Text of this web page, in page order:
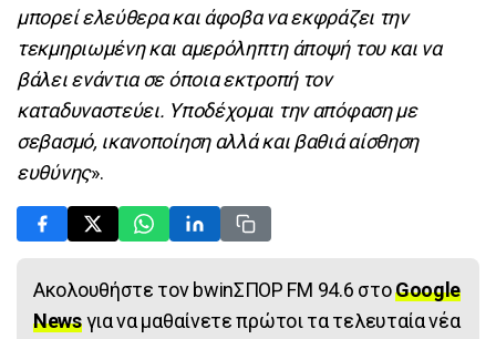
μπορεί ελεύθερα και άφοβα να εκφράζει την
τεκμηριωμένη και αμερόληπτη άποψή του και να
βάλει ενάντια σε όποια εκτροπή τον
καταδυναστεύει. Υποδέχομαι την απόφαση με
σεβασμό, ικανοποίηση αλλά και βαθιά αίσθηση
ευθύνης».
Ακολουθήστε τον bwinΣΠΟΡ FM 94.6 στοGoogle
Newsγια να μαθαίνετε πρώτοι τα τελευταία νέα